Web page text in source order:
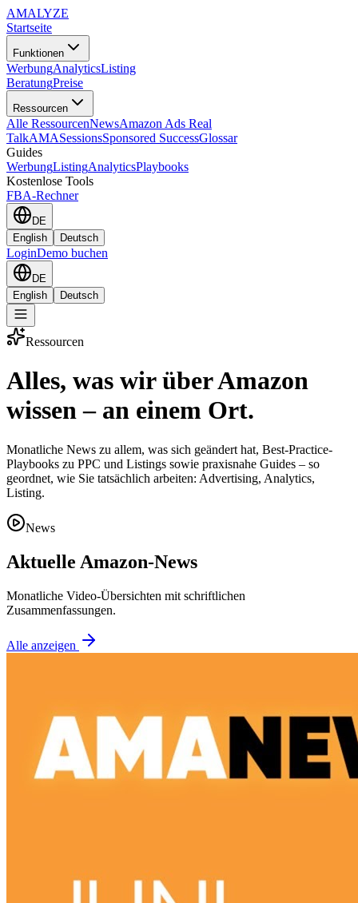
AMALYZE
Startseite
Funktionen
WerbungAnalyticsListing
BeratungPreise
Ressourcen
Alle RessourcenNewsAmazon Ads Real
TalkAMASessionsSponsored SuccessGlossar
Guides
WerbungListingAnalyticsPlaybooks
Kostenlose Tools
FBA-Rechner
DE
English
Deutsch
LoginDemo buchen
DE
English
Deutsch
Ressourcen
Alles, was wir überAmazon
wissen – an einem Ort.
Monatliche News zu allem, was sich geändert hat, Best-Practice-
Playbooks zu PPC und Listings sowie praxisnahe Guides – so
geordnet, wie Sie tatsächlich arbeiten: Advertising, Analytics,
Listing.
News
Aktuelle Amazon-News
Monatliche Video-Übersichten mit schriftlichen
Zusammenfassungen.
Alle anzeigen